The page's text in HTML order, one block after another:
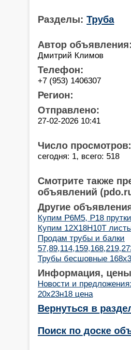
Разделы: Труба
Автор объявления:
Дмитрий Климов
Телефон:
+7 (953) 1406307
Регион:
Отправлено:
27-02-2026 10:41
Число просмотров:
сегодня: 1, всего: 518
Смотрите также
объявлений
Другие
Купим Р6М5, Р18
Купим 12Х18Н10Т
Продам трубы и балки
Трубы бесшовные
Информация,
Новости и
20х23н18 цена
Вернуться в
Поиск по доске